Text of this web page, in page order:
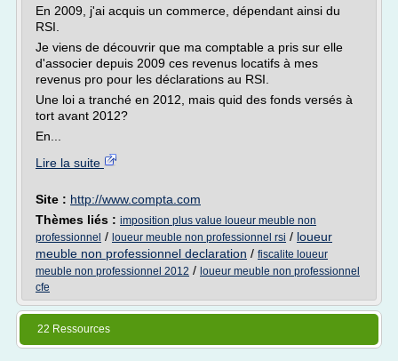
En 2009, j'ai acquis un commerce, dépendant ainsi du
RSI.
Je viens de découvrir que ma comptable a pris sur elle
d'associer depuis 2009 ces revenus locatifs à mes
revenus pro pour les déclarations au RSI.
Une loi a tranché en 2012, mais quid des fonds versés à
tort avant 2012?
En...
Lire la suite
Site : http://www.compta.com
Thèmes liés : imposition plus value loueur meuble non
professionnel / loueur meuble non professionnel rsi / loueur
meuble non professionnel declaration / fiscalite loueur
meuble non professionnel 2012 / loueur meuble non professionnel
cfe
22 Ressources